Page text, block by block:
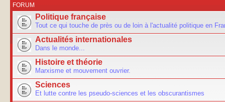
FORUM
Politique française
Tout ce qui touche de près ou de loin à l'actualité politique en
Actualités internationales
Dans le monde...
Histoire et théorie
Marxisme et mouvement ouvrier.
Sciences
Et lutte contre les pseudo-sciences et les obscurantismes